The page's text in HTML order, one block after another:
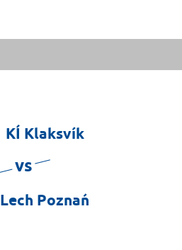
KÍ Klaksvík
vs
Lech Poznań